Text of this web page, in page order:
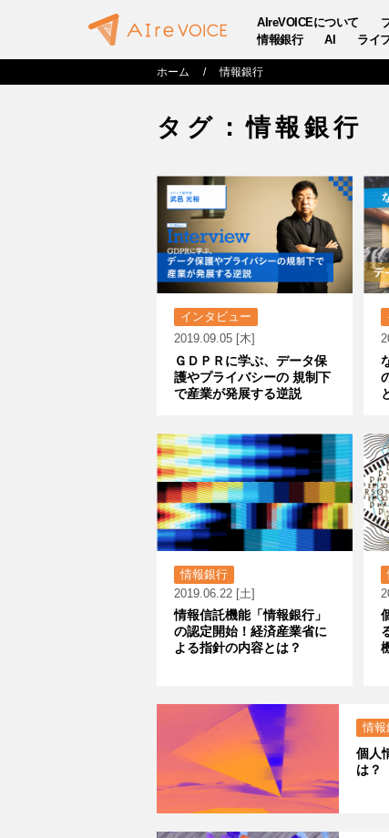
AIreVOICEについて
情報銀行
AI ライ
ホーム 情報銀行
タグ：情報銀行
インタビュー
2019.09.05 [木]
ＧＤＰＲに学ぶ、データ保
護やプライバシーの 規制下
で産業が発展する逆説
情報銀行
2019.06.22 [土]
情報信託機能「情報銀行」
の認定開始！経済産業省に
よる指針の内容とは？
情報
個人
は？